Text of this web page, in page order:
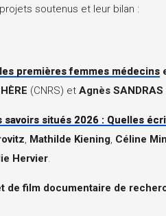
soutenus et leur bilan :
premières femmes médecins
(CNRS) et Agnès SANDRAS
savoirs situés 2026 : Quelles
, Mathilde Kiening, Céline
Hervier.
de film documentaire de